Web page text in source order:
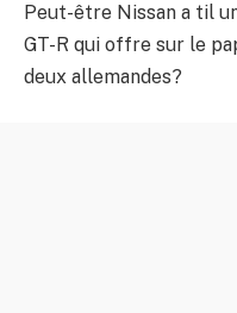
Peut-être Nissan a til
GT-R qui offre sur le
deux allemandes?